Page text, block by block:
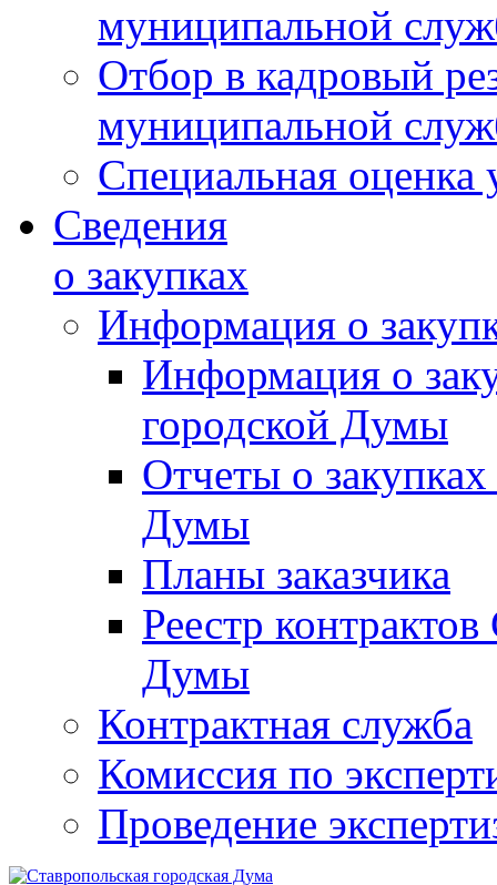
муниципальной
Отбор в кадровый
муниципальной
Специальная оценка
Сведения
о закупках
Информация о
Информация о
городской Думы
Отчеты о
Думы
Планы заказчика
Реестр
Думы
Контрактная служба
Комиссия по
Проведение